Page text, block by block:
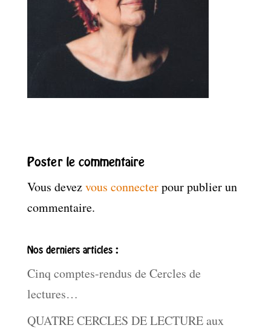
Poster le commentaire
Vous devezvous connecterpour publier un
commentaire.
Nos derniers articles :
Cinq comptes-rendus de Cercles de
lectures…
QUATRE CERCLES DE LECTURE aux